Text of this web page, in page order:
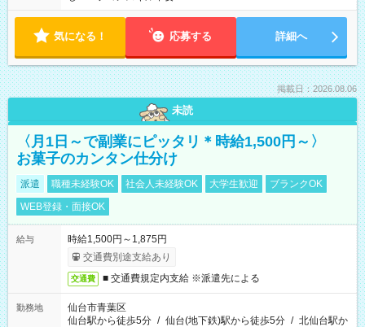
気になる！ 応募する 詳細へ
掲載日：2026.08.06
未読
〈月1日～で副業にピッタリ＊時給1,500円～〉
お菓子のカンタン仕分け
派遣 職種未経験OK 社会人未経験OK 大学生歓迎
ブランクOK
WEB登録・面接OK
給与
時給1,500円～1,875円
交通費別途支給あり
交通費 ■ 交通費規定内支給 ※派遣先による
勤務地
仙台市青葉区
仙台駅から徒歩5分 / 仙台(地下鉄)駅から徒歩5分 / 北仙台駅か